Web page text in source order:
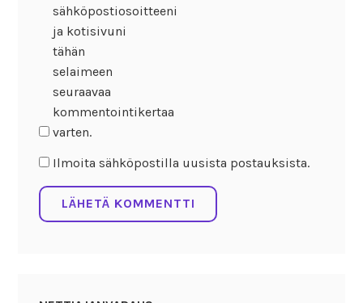
sähköpostiosoitteeni
ja kotisivuni
tähän
selaimeen
seuraavaa
kommentointikertaa
varten.
Ilmoita sähköpostilla uusista postauksista.